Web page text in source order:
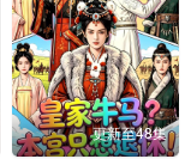
更新至48集